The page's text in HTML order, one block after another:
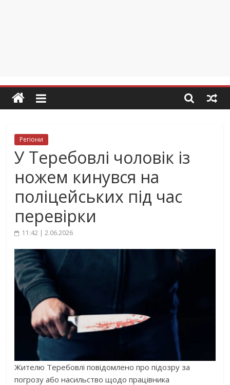
Регіони
У Теребовлі чоловік із
ножем кинувся на
поліцейських під час
перевірки
11:42 | 2.06.2026
Жителю Теребовлі повідомлено про підозру за
погрозу або насильство щодо працівника